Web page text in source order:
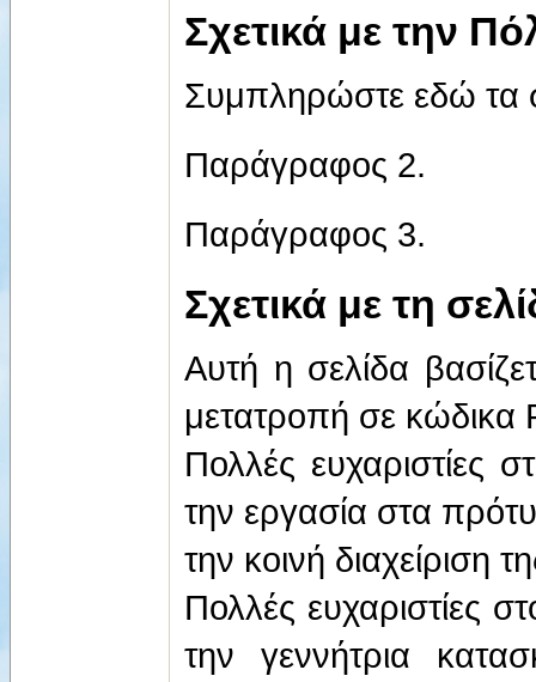
Σχετικά με την
Συμπληρώστε εδώ τα
Παράγραφος 2.
Παράγραφος 3.
Σχετικά με τη
Αυτή η σελίδα
μετατροπή σε
Πολλές ευχαριστίες
την εργασία στα
την κοινή διαχείριση
Πολλές ευχαριστίες
την γεννήτρια